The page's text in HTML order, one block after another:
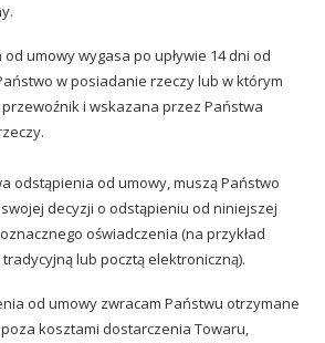
umowy wygasa po upływie 14 dni od
w posiadanie rzeczy lub w którym
i wskazana przez Państwa
odstąpienia od umowy, muszą Państwo
decyzji o odstąpieniu od niniejszej
oświadczenia (na przykład
lub pocztą elektroniczną).
od umowy zwracam Państwu otrzymane
poza kosztami dostarczenia Towaru,